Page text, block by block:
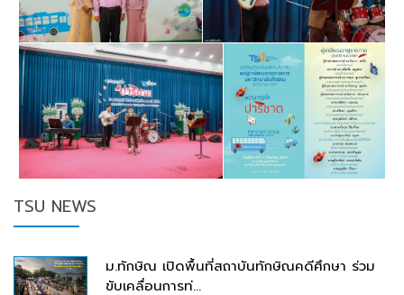
TSU NEWS
ม.ทักษิณ เปิดพื้นที่สถาบันทักษิณคดีศึกษา ร่วม
ขับเคลื่อนการท่...